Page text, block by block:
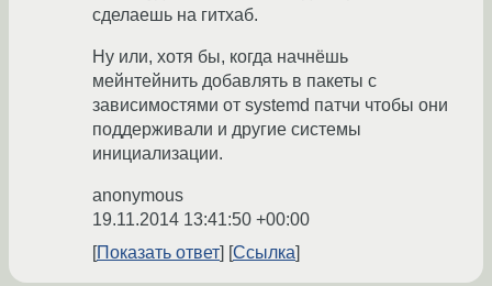
сделаешь на гитхаб.
Ну или, хотя бы, когда начнёшь
мейнтейнить добавлять в пакеты с
зависимостями от systemd патчи чтобы они
поддерживали и другие системы
инициализации.
anonymous
19.11.2014 13:41:50 +00:00
Показать ответ
Ссылка